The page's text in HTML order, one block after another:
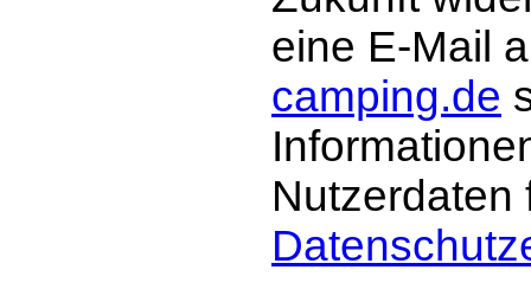
eine E-Mail
camping.de
Nutzerdaten